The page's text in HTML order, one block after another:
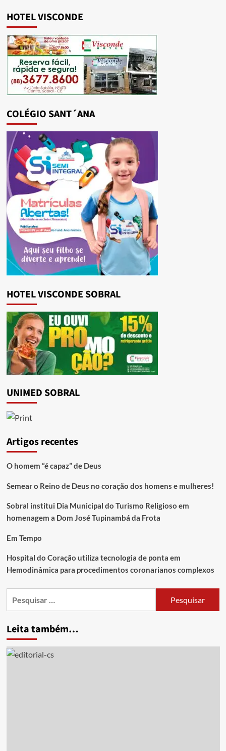
HOTEL VISCONDE
COLÉGIO SANT´ANA
HOTEL VISCONDE SOBRAL
UNIMED SOBRAL
Artigos recentes
O homem “é capaz” de Deus
Semear o Reino de Deus no coração dos homens e mulheres!
Sobral institui Dia Municipal do Turismo Religioso em
homenagem a Dom José Tupinambá da Frota
Em Tempo
Hospital do Coração utiliza tecnologia de ponta em
Hemodinâmica para procedimentos coronarianos complexos
Leita também…